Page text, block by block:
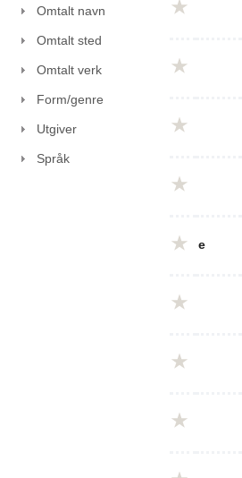
Omtalt navn
Omtalt sted
Omtalt verk
Form/genre
Utgiver
Språk
e